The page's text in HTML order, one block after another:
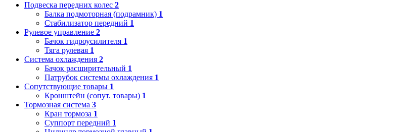
Подвеска передних колес 2
Балка подмоторная (подрамник) 1
Стабилизатор передний 1
Рулевое управление 2
Бачок гидроусилителя 1
Тяга рулевая 1
Система охлаждения 2
Бачок расширительный 1
Патрубок системы охлаждения 1
Сопутствующие товары 1
Кронштейн (сопут. товары) 1
Тормозная система 3
Кран тормоза 1
Суппорт передний 1